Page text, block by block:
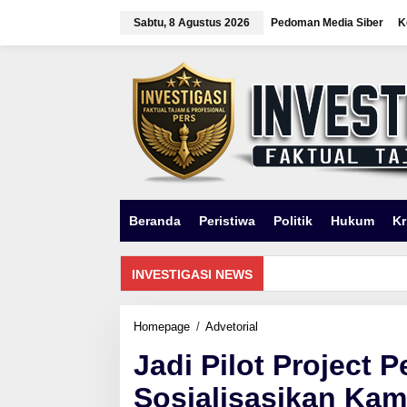
Sabtu, 8 Agustus 2026 Pedoman Media Siber
Beranda Peristiwa Politik Hukum
INVESTIGASI NEWS
Homepage / Advetorial
Project
Pertama,
Polresta
Jadi Pilot Project
Sosialisasikan